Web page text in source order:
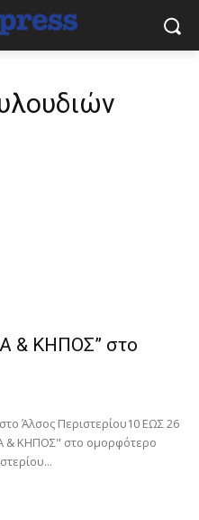
& ΚΗΠΟΣ” στο
Άλσος Περιστερίου10 ΕΩΣ 26
& ΚΗΠΟΣ" στο ομορφότερο